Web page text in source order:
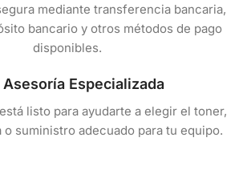
mediante transferencia bancaria,
bancario y otros métodos de pago
disponibles.
Asesoría Especializada
listo para ayudarte a elegir el toner,
suministro adecuado para tu equipo.